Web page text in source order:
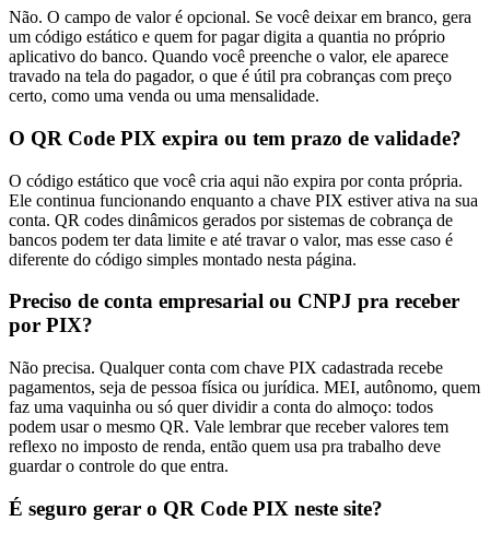
Não. O campo de valor é opcional. Se você deixar em branco, gera
um código estático e quem for pagar digita a quantia no próprio
aplicativo do banco. Quando você preenche o valor, ele aparece
travado na tela do pagador, o que é útil pra cobranças com preço
certo, como uma venda ou uma mensalidade.
O QR Code PIX expira ou tem prazo de validade?
O código estático que você cria aqui não expira por conta própria.
Ele continua funcionando enquanto a chave PIX estiver ativa na sua
conta. QR codes dinâmicos gerados por sistemas de cobrança de
bancos podem ter data limite e até travar o valor, mas esse caso é
diferente do código simples montado nesta página.
Preciso de conta empresarial ou CNPJ pra receber
por PIX?
Não precisa. Qualquer conta com chave PIX cadastrada recebe
pagamentos, seja de pessoa física ou jurídica. MEI, autônomo, quem
faz uma vaquinha ou só quer dividir a conta do almoço: todos
podem usar o mesmo QR. Vale lembrar que receber valores tem
reflexo no imposto de renda, então quem usa pra trabalho deve
guardar o controle do que entra.
É seguro gerar o QR Code PIX neste site?